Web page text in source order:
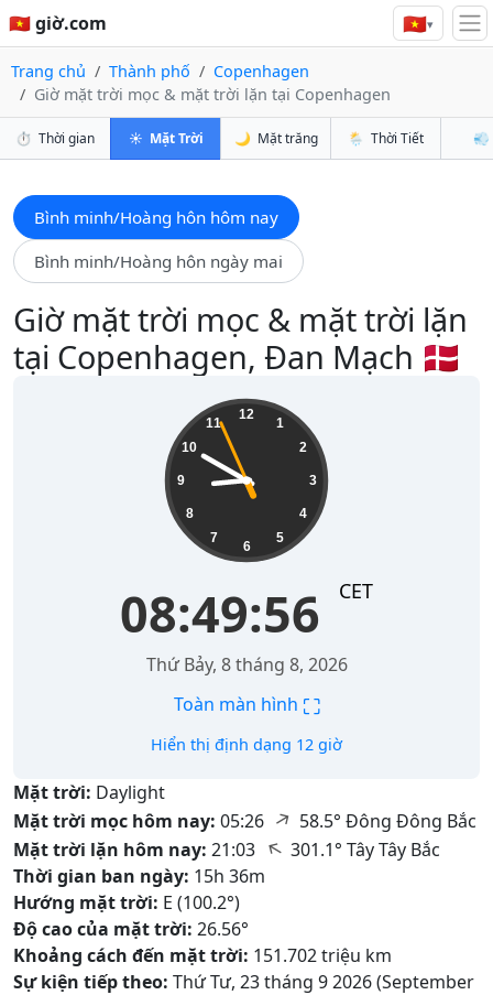
🇻🇳 giờ.com 🇻🇳▾
Trang chủ Thành phố
Copenhagen
Giờ mặt trời mọc & mặt trời lặn tại Copenhagen
⏱️ Thời gian ☀️ Mặt Trời 🌙 Mặt trăng 🌦️ Thời Tiết 💨
Bình minh/Hoàng hôn hôm nay
Bình minh/Hoàng hôn ngày mai
Giờ mặt trời mọc & mặt trời lặn
tại Copenhagen, Đan Mạch 🇩🇰
12
1
2
3
4
5
6
7
8
9
10
11
08:49:57 CET
Thứ Bảy, 8 tháng 8, 2026
Toàn màn hình ⛶
Hiển thị định dạng 12 giờ
Mặt trời: Daylight
Mặt trời mọc hôm nay: 05:26 ↑ 58.5° Đông Đông Bắc
Mặt trời lặn hôm nay: 21:03 ↑301.1° Tây Tây Bắc
Thời gian ban ngày: 15h 36m
Hướng mặt trời: E (100.2°)
Độ cao của mặt trời: 26.56°
Khoảng cách đến mặt trời: 151.702 triệu km
Sự kiện tiếp theo: Thứ Tư, 23 tháng 9 2026 (September